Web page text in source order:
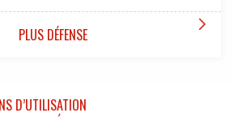
PLUS DÉFENSE 
D’UTILISATION